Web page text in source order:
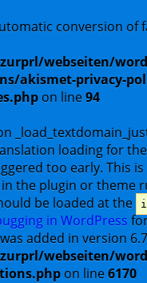
conversion of
webseiten/
akismet-privacy-
on line94
loading for the
too early. This
the plugin or theme
be loaded at the
in WordPress
added in version
webseiten/
on line6170